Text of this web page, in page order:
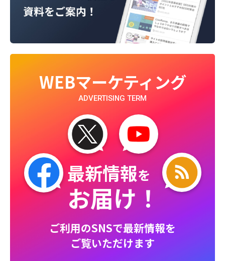
WEBマーケティング
ADVERTISING TERM
最新情報を
お届け！
ご利用のSNSで最新情報を
ご覧いただけます